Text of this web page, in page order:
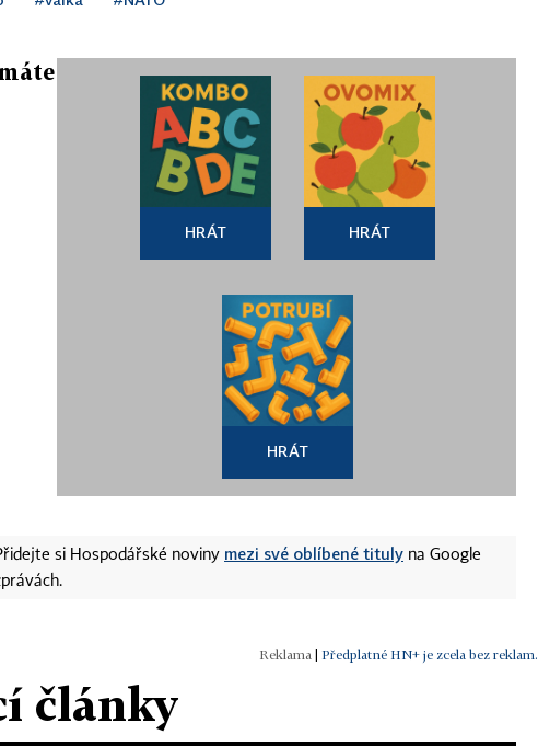
HRÁT HRÁT
HRÁT
si Hospodářské noviny mezi své oblíbené tituly na Google
| Předplatné HN+ je zcela bez reklam.
články